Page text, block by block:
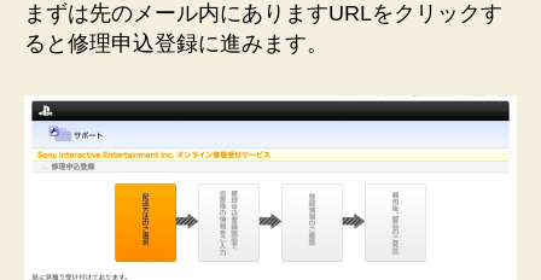
まずは先のメール内にありますURLをクリックす
ると修理申込登録に進みます。